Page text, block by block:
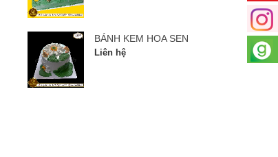
BÁNH KEM HOA SEN
Liên hệ